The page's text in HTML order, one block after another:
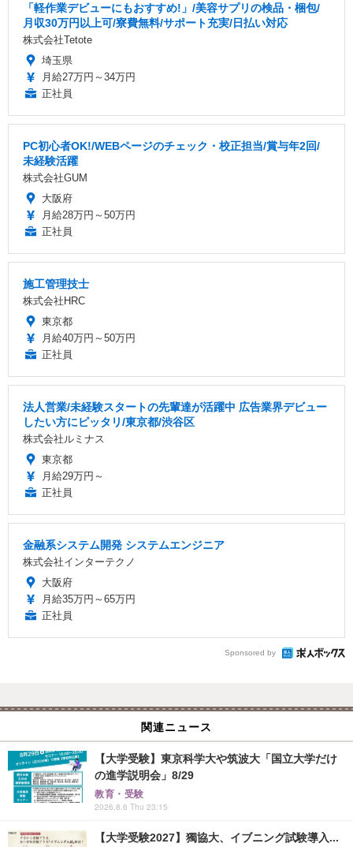
「軽作業デビューにもおすすめ!」/美容サプリの検品・梱包/
月収30万円以上可/寮費無料/サポート充実/日払い対応
株式会社Tetote
埼玉県
月給27万円～34万円
正社員
PC初心者OK!/WEBページのチェック・校正担当/賞与年2回/
未経験活躍
株式会社GUM
大阪府
月給28万円～50万円
正社員
施工管理技士
株式会社HRC
東京都
月給40万円～50万円
正社員
法人営業/未経験スタートの先輩達が活躍中 広告業界デビュー
したい方にピッタリ/東京都/渋谷区
株式会社ルミナス
東京都
月給29万円～
正社員
金融系システム開発 システムエンジニア
株式会社インターテクノ
大阪府
月給35万円～65万円
正社員
Sponsored by
関連ニュース
【大学受験】東京科学大や筑波大「国立大学だけ
の進学説明会」8/29
教育・受験
2026.8.6 Thu 23:15
【大学受験2027】獨協大、イブニング試験導入...